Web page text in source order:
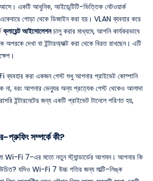
আসে। একটি আধুনিক, আইডেন্টিটি-ভিত্তিক নেটওয়ার্ক
গোড়া থেকে ডিজাইন করা হয়। VLAN ব্যবহার করে
ক্লায়েন্ট আইসোলেশনচালু করার মাধ্যমে, আপনি কার্যকরভাবে
অপরকে দেখা বা ইন্টারঅ্যাক্ট করা থেকে বিরত রাখছেন। এটি
করা একজন গেস্ট শুধু আপনার প্রাইভেট কোম্পানি
না, বরং আপনার ভেন্যুর অন্য প্রত্যেক গেস্ট থেকেও আলাদা
ইন্টারনেটের জন্য একটি প্রাইভেট টানেলে পরিণত হয়,
সম্পর্কে কী?
Wi-Fi 7-এর মতো নতুন স্ট্যান্ডার্ডের আগমন। আপনার কি
যদিও Wi-Fi 7 উচ্চ গতির জন্য মাল্টি-লিঙ্ক